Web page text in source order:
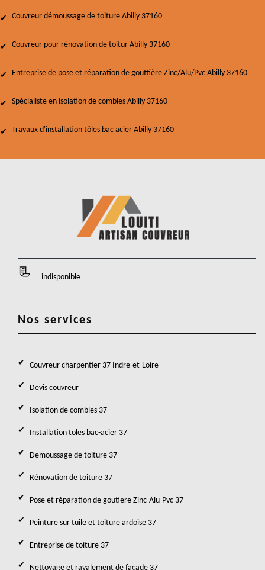
Couvreur démoussage de toiture Abilly 37160
Couvreur pour rénovation de toitur Abilly 37160
Entreprise de pose et réparation de gouttière Zinc/Alu/Pvc Abilly 37160
Spécialiste en isolation de combles Abilly 37160
Travaux d'installation tôles bac acier Abilly 37160
indisponible
Nos services
Couvreur charpentier 37 Indre-et-Loire
Devis couvreur
Isolation de combles 37
Installation toles bac-acier 37
Demoussage de toiture 37
Rénovation de toiture 37
Pose et réparation de goutiere Zinc-Alu-Pvc 37
Peinture sur tuile et toiture ardoise 37
Entreprise de toiture 37
Nettoyage et ravalement de façade 37